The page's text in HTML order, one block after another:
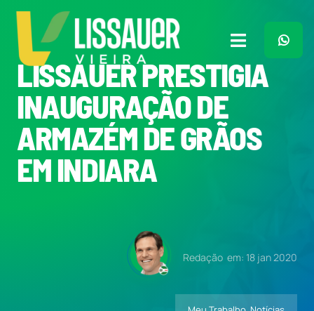
para
conteúdo
Toggle
Navigation
Home
Plano de Governo
Meu Trabalho
LISSAUER PRESTIGIA
INAUGURAÇÃO DE
ARMAZÉM DE GRÃOS
EM INDIARA
Redação em: 18 jan 2020